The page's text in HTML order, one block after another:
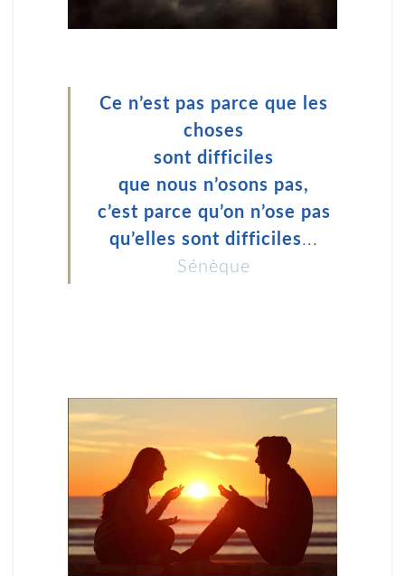
Ce n’est pas parce que les
choses
sont difficiles
que nous n’osons pas,
c’est parce qu’on n’ose pas
qu’elles sont difficiles. ..
Sénèque